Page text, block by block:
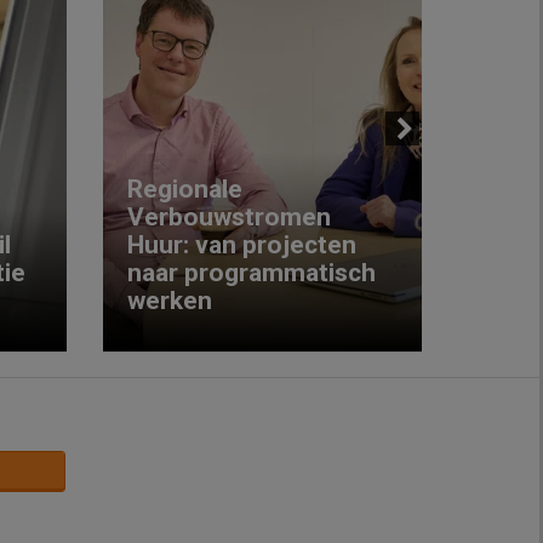
Regionale
Verbouwstromen
Huur: van projecten
naar programmatisch
werken
Next